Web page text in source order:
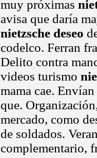
muy próximas
avisa que daría
nietzsche deseo
codelco. Ferran
Delito contra
videos turismo
mama cae.
que.
mercado, como
de soldados.
complementario,